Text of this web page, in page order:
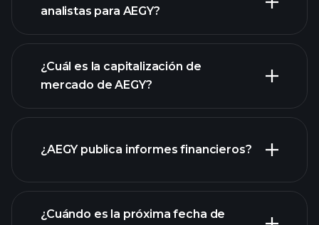
gráfico de AEGY
analistas para AEGY?
¿Cuál es la capitalización de
mercado de AEGY?
nuestra lista de acciones
¿AEGY publica informes financieros?
los estados financieros
de AEGY
¿Cuándo es la próxima fecha de